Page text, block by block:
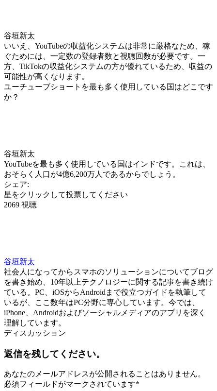
谷垣新太
いいえ、YouTubeの収益化システムは非常に厳格なため、稼
ぐためには、一定数の登録者数と視聴回数が必要です。一
方、TikTokの収益化システムの方が優れているため、収益の
可能性が高くなります。
ユーチューブショートを最も多く使用している国はどこです
か？
谷垣新太
YouTubeを最も多く使用している国はインドです。これは、
おそらく人口が4億6,200万人であるからでしょう。
シェア:
星をクリックして投票してください
2069 視聴
谷垣新太
社会人になってからスマホのソリューションについてブログ
を書き始め、10年以上テクノロジーに関する記事を書き続け
ている。PC、iOSからAndroidまで役立つガイドを執筆して
いるが、ここ数年はPC分野に専心しています。今では、
iPhone、Androidおよびソーシャルメディアのアプリを深く
理解しています。
ディスカッション
返信を残してください。
あなたのメールアドレスが公開されることはありません。
必須フィールドがマークされています*